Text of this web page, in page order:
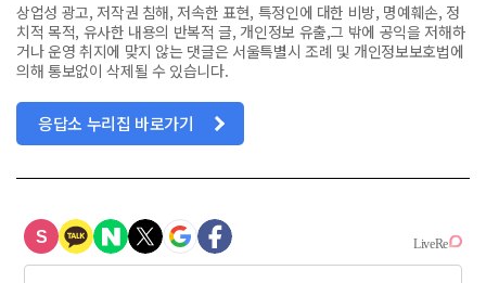
상업성 광고, 저작권 침해, 저속한 표현, 특정인에 대한 비방, 명예훼손, 정
치적 목적, 유사한 내용의 반복적 글, 개인정보 유출,그 밖에 공익을 저해하
거나 운영 취지에 맞지 않는 댓글은 서울특별시 조례 및 개인정보보호법에
의해 통보없이 삭제될 수 있습니다.
응답소 누리집 바로가기